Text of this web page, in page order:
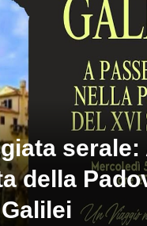
serale:
della